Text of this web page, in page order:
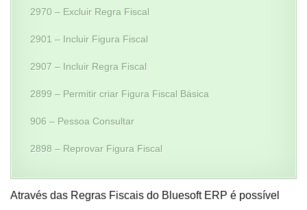
2970 – Excluir Regra Fiscal
2901 – Incluir Figura Fiscal
2907 – Incluir Regra Fiscal
2899 – Permitir criar Figura Fiscal Básica
906 – Pessoa Consultar
2898 – Reprovar Figura Fiscal
Através das Regras Fiscais do Bluesoft ERP é possível